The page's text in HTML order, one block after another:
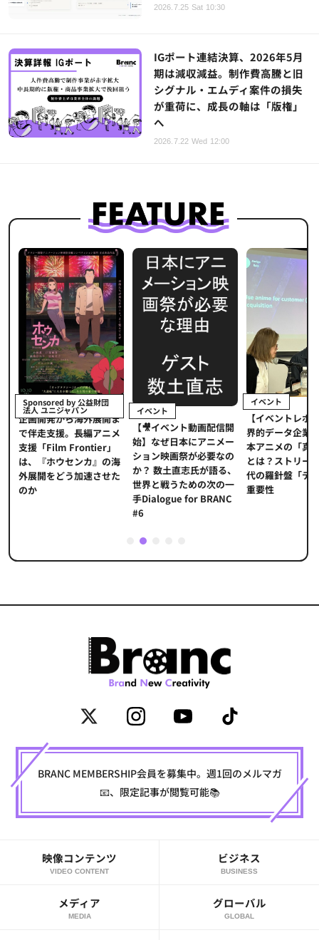
2026.7.25 Sat 10:30
IGポート連結決算、2026年5月
期は減収減益。制作費高騰と旧
シグナル・エムディ案件の損失
が重荷に、成長の軸は「版権」
へ
2026.7.22 Wed 12:00
Sponsored by 公益財団
法人 ユニジャパン
企画開発から海外展開ま
で伴走支援。長編アニメ
支援「Film Frontier」
は、『ホウセンカ』の海
外展開をどう加速させた
のか
イベント
【🎥イベント動画配信開
始】なぜ日本にアニメー
ション映画祭が必要なの
か？ 数土直志氏が語る、
世界と戦うための次の一
手Dialogue for BRANC
#6
イベント
【イベントレポ
界的データ企業
本アニメの「真
とは？ストリー
代の羅針盤「デ
重要性
2
BRANC MEMBERSHIP会員を募集中。週1回のメルマガ
📧、限定記事が閲覧可能📚
映像コンテンツ
VIDEO CONTENT
ビジネス
BUSINESS
メディア
MEDIA
グローバル
GLOBAL